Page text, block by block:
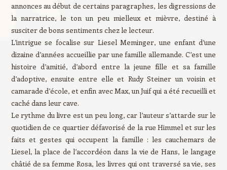
annonces au début de certains paragraphes, les digressions de
la narratrice, le ton un peu mielleux et mièvre, destiné à
susciter de bons sentiments chez le lecteur.
L’intrigue se focalise sur Liesel Meminger, une enfant d’une
dizaine d’années accueillie par une famille allemande. C’est une
histoire d’amitié, d’abord entre la jeune fille et sa famille
d’adoptive, ensuite entre elle et Rudy Steiner un voisin et
camarade d’école, et enfin avec Max, un Juif qui a été recueilli et
caché dans leur cave.
Le rythme du livre est un peu long, car l’auteur s’attarde sur le
quotidien de ce quartier défavorisé de la rue Himmel et sur les
faits et gestes qui occupent la famille : les cauchemars de
Liesel, la place de l’accordéon dans la vie de Hans, le langage
châtié de sa femme Rosa, les livres qui ont traversé sa vie, ses